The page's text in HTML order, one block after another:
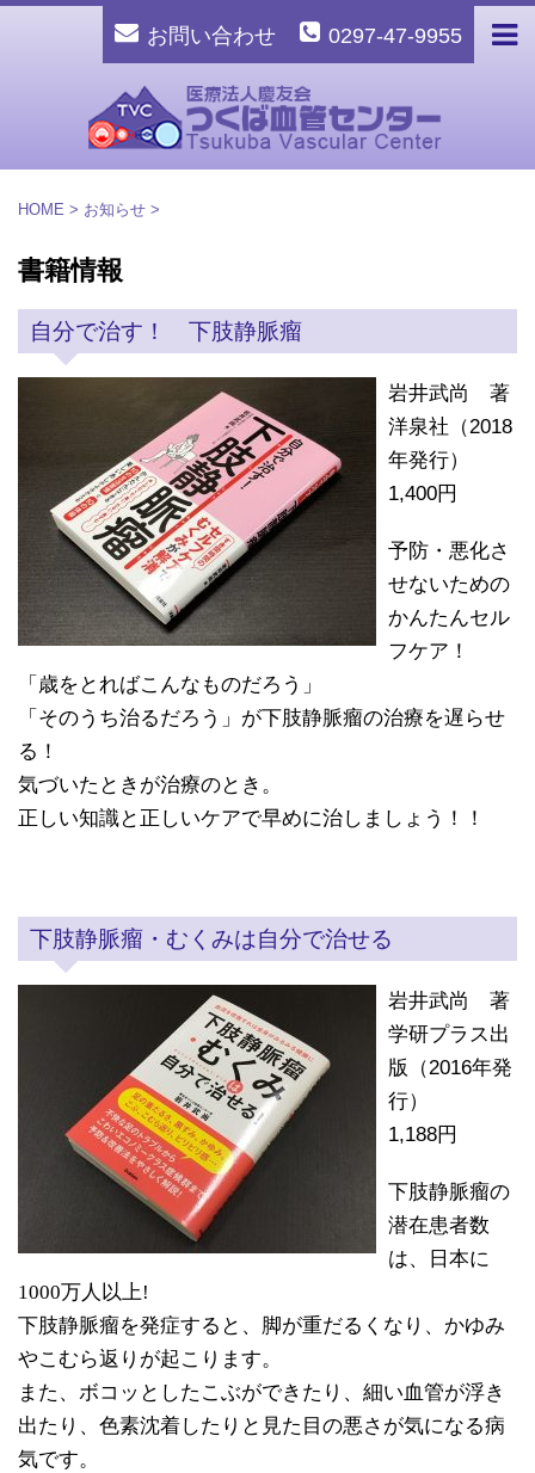
0297-47-9955
お問い合わせ
HOME > お知らせ >
書籍情報
自分で治す！ 下肢静脈瘤
岩井武尚 著
洋泉社（2018
年発行）
1,400円
予防・悪化さ
せないための
かんたんセル
フケア！
「歳をとればこんなものだろう」
「そのうち治るだろう」が下肢静脈瘤の治療を遅らせ
る！
気づいたときが治療のとき。
正しい知識と正しいケアで早めに治しましょう！！
下肢静脈瘤・むくみは自分で治せる
岩井武尚 著
学研プラス出
版（2016年発
行）
1,188円
下肢静脈瘤の
潜在患者数
は、日本に
1000万人以上!
下肢静脈瘤を発症すると、脚が重だるくなり、かゆみ
やこむら返りが起こります。
また、ボコッとしたこぶができたり、細い血管が浮き
出たり、色素沈着したりと見た目の悪さが気になる病
気です。